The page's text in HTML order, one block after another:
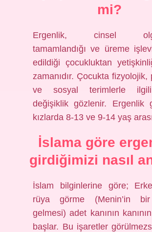
mi?
Ergenlik, cinsel
tamamlandığı ve üreme
edildiği çocukluktan
zamanıdır. Çocukta fizyolojik,
ve sosyal terimlerle
değişiklik gözlenir. Ergenlik
kızlarda 8-13 ve 9-14 yaş
İslama göre
girdiğimizi nasıl
İslam bilginlerine göre;
rüya görme (Menin’in
gelmesi) adet kanının
başlar. Bu işaretler